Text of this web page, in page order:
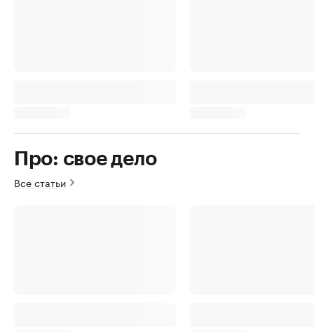
Про: свое дело
Все статьи